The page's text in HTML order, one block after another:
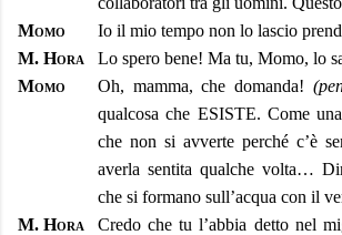
Momo
Io il mio tempo non lo lascio
M. Hora
Lo spero bene! Ma tu, Momo, lo
Momo
Oh, mamma, che domanda!
qualcosa che ESISTE. Come
che non si avverte perché c’è
averla sentita qualche volta…
che si formano sull’acqua con il
M. Hora
Credo che tu l’abbia detto nel